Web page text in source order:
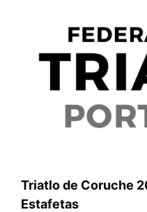
Triatlo de Coruche
Estafetas